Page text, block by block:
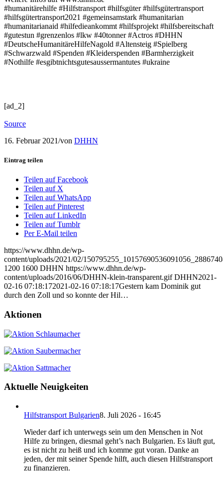
#humanitärehilfe #Hilfstransport #hilfsgüter #hilfsgütertransport
#hilfsgütertransport2021 #gemeinsamstark #humanitarian
#humanitarianaid #hilfedieankommt #hilfsprojekt #hilfsbereitschaft
#gutestun #grenzenlos #lkw #40tonner #Actros #DHHN
#DeutscheHumanitäreHilfeNagold #Altensteig #Spielberg
#Schwarzwald #Spenden #Kleiderspenden #Barmherzigkeit
#Nothilfe #esgibtnichtsgutesaussermantutes #ukraine
[ad_2]
Source
16. Februar 2021/von DHHN
Eintrag teilen
Teilen auf Facebook
Teilen auf X
Teilen auf WhatsApp
Teilen auf Pinterest
Teilen auf LinkedIn
Teilen auf Tumblr
Per E-Mail teilen
https://www.dhhn.de/wp-
content/uploads/2021/02/
1200 1600 DHHN https://www.dhhn.de/wp-
content/uploads/2016/06/DHHN-klein-transparent.gif DHHN2021-
02-16 07:18:172021-02-16 07:18:17Gestern kam Dominik gut
durch den Zoll und so konnte der Hil…
Aktionen
Aktuelle Neuigkeiten
Hilfstransport Bulgarien8. Juli 2026 - 16:45
Wieder darf ich unterwegs sein um den Menschen in Not
Hilfe zu bringen, diesmal geht’s nach Bulgarien. Es läuft gut,
es ist nicht zu heiß und ich komme gut voran. Danke an
jeden, der mit seiner Spende hilft, auch diesen Hilfstransport
zu finanzieren.